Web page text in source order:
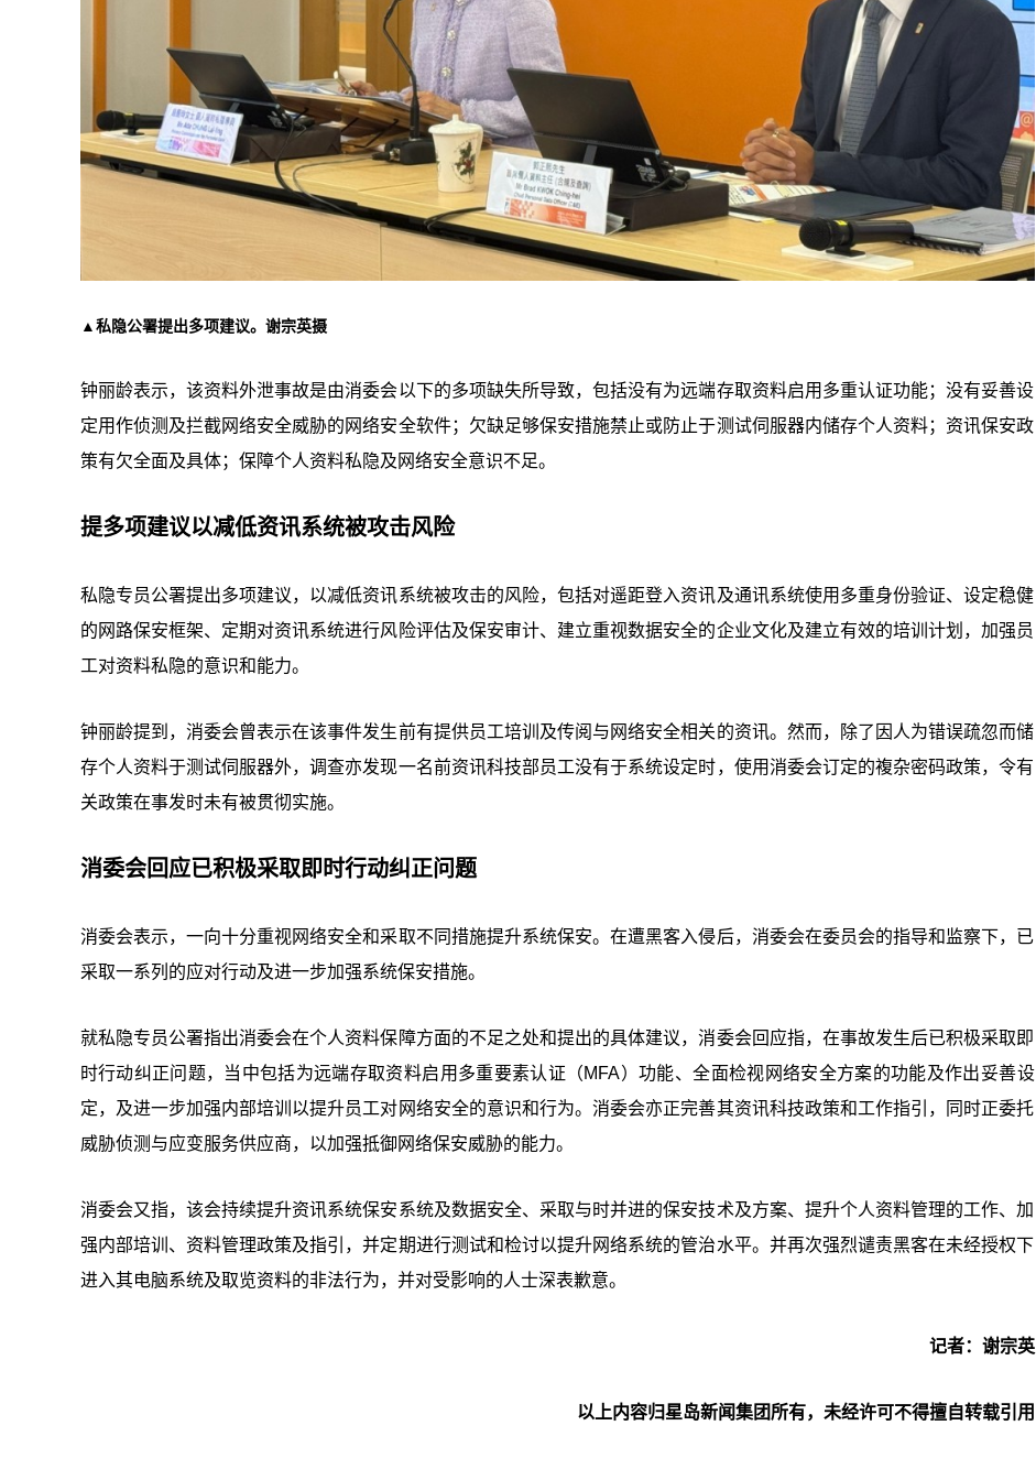
▲私隐公署提出多项建议。谢宗英摄
钟丽龄表示，该资料外泄事故是由消委会以下的多项缺失所导致，包括没有为远端存取资料启用多重认证功能；没有妥善设
定用作侦测及拦截网络安全威胁的网络安全软件；欠缺足够保安措施禁止或防止于测试伺服器内储存个人资料；资讯保安政
策有欠全面及具体；保障个人资料私隐及网络安全意识不足。
提多项建议以减低资讯系统被攻击风险
私隐专员公署提出多项建议，以减低资讯系统被攻击的风险，包括对遥距登入资讯及通讯系统使用多重身份验证、设定稳健
的网路保安框架、定期对资讯系统进行风险评估及保安审计、建立重视数据安全的企业文化及建立有效的培训计划，加强员
工对资料私隐的意识和能力。
钟丽龄提到，消委会曾表示在该事件发生前有提供员工培训及传阅与网络安全相关的资讯。然而，除了因人为错误疏忽而储
存个人资料于测试伺服器外，调查亦发现一名前资讯科技部员工没有于系统设定时，使用消委会订定的複杂密码政策，令有
关政策在事发时未有被贯彻实施。
消委会回应已积极采取即时行动纠正问题
消委会表示，一向十分重视网络安全和采取不同措施提升系统保安。在遭黑客入侵后，消委会在委员会的指导和监察下，已
采取一系列的应对行动及进一步加强系统保安措施。
就私隐专员公署指出消委会在个人资料保障方面的不足之处和提出的具体建议，消委会回应指，在事故发生后已积极采取即
时行动纠正问题，当中包括为远端存取资料启用多重要素认证（MFA）功能、全面检视网络安全方案的功能及作出妥善设
定，及进一步加强内部培训以提升员工对网络安全的意识和行为。消委会亦正完善其资讯科技政策和工作指引，同时正委托
威胁侦测与应变服务供应商，以加强抵御网络保安威胁的能力。
消委会又指，该会持续提升资讯系统保安系统及数据安全、采取与时并进的保安技术及方案、提升个人资料管理的工作、加
强内部培训、资料管理政策及指引，并定期进行测试和检讨以提升网络系统的管治水平。并再次强烈谴责黑客在未经授权下
进入其电脑系统及取览资料的非法行为，并对受影响的人士深表歉意。
记者：谢宗英
以上内容归星岛新闻集团所有，未经许可不得擅自转载引用